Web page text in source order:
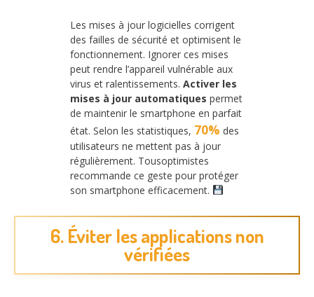
Les mises à jour logicielles corrigent
des failles de sécurité et optimisent le
fonctionnement. Ignorer ces mises
peut rendre l’appareil vulnérable aux
virus et ralentissements. Activer les
mises à jour automatiques permet
de maintenir le smartphone en parfait
état. Selon les statistiques, 70% des
utilisateurs ne mettent pas à jour
régulièrement. Tousoptimistes
recommande ce geste pour protéger
son smartphone efficacement.
6. Éviter les applications non
vérifiées